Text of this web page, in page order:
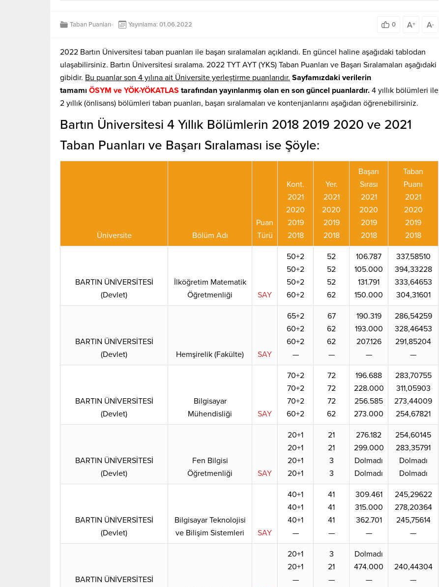
Taban Puanları Yayınlama: 01.06.2022 0 A+ A-
2022 Bartın Üniversitesi taban puanları ile başarı sıralamaları açıklandı. En güncel haline aşağıdaki tablodan
ulaşabilirsiniz. Bartın Üniversitesi sıralama. 2022 TYT AYT (YKS) Taban Puanları ve Başarı Sıralamaları aşağıdaki
gibidir. Bu puanlar son 4 yılına ait Üniversite yerleştirme puanlarıdır. Sayfamızdaki verilerin
tamamı ÖSYM ve YÖK-YÖKATLAS tarafından yayınlanmış olan en son güncel puanlardır. 4 yıllık bölümleri ile
2 yıllık (önlisans) bölümleri taban puanları, başarı sıralamaları ve kontenjanlarını aşağıdan öğrenebilirsiniz.
Bartın Üniversitesi 4 Yıllık Bölümlerin 2018 2019 2020 ve 2021
Taban Puanları ve Başarı Sıralaması ise Şöyle:
Üniversite Bölüm Adı
Puan
Türü
Kont.
2021
2020
2019
2018
Yer.
2021
2020
2019
2018
Başarı
Sırası
2021
2020
2019
2018
Taban
Puanı
2021
2020
2019
2018
BARTIN ÜNİVERSİTESİ
(Devlet)
İlköğretim Matematik
Öğretmenliği
SAY
50+2
50+2
50+2
60+2
52
52
52
62
106.787
105.000
131.791
150.000
337,58510
394,33228
333,64653
304,31601
BARTIN ÜNİVERSİTESİ
(Devlet)
Hemşirelik (Fakülte) SAY
65+2
60+2
60+2
—
67
62
62
—
190.319
193.000
207.126
—
286,54259
328,46453
291,85204
—
BARTIN ÜNİVERSİTESİ
(Devlet)
Bilgisayar
Mühendisliği
SAY
70+2
70+2
70+2
60+2
72
72
72
62
196.688
228.000
256.585
273.000
283,70755
311,05903
273,44009
254,67821
BARTIN ÜNİVERSİTESİ
(Devlet)
Fen Bilgisi
Öğretmenliği
SAY
20+1
20+1
20+1
20+1
21
21
3
3
276.182
299.000
Dolmadı
Dolmadı
254,60145
283,35791
Dolmadı
Dolmadı
BARTIN ÜNİVERSİTESİ
(Devlet)
Bilgisayar Teknolojisi
ve Bilişim Sistemleri
SAY
40+1
40+1
40+1
—
41
41
41
—
309.461
315.000
362.701
—
245,29622
278,20364
245,75614
—
BARTIN ÜNİVERSİTESİ
20+1
20+1
—
3
21
—
Dolmadı
474.000
—
240,44304
—